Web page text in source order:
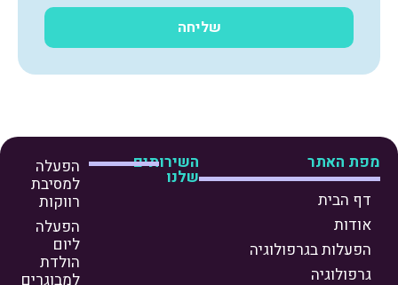
שליחה
האתר
דף הבית
אודות
הפעלות בגרפולוגיה
גרפולוגיה
השירותים
שלנו
הפעלה
למסיבת
רווקות
הפעלה
ליום
הולדת
למבוגרים